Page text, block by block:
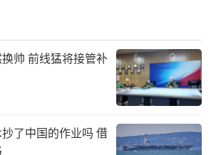
帅 前线猛将接管补
了中国的作业吗 借